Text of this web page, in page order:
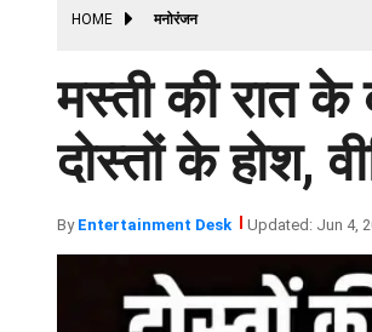
HOME मनोरंजन
मस्ती की रात
दोस्तों के होश,
By Entertainment Desk Updated: Jun 4,